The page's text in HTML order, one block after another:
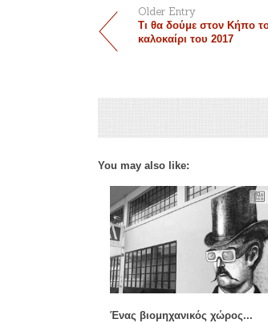
Older Entry
Τι θα δούμε στον Κήπο
καλοκαίρι του 2017
You may also like:
Ένας βιομηχανικός χώρος...